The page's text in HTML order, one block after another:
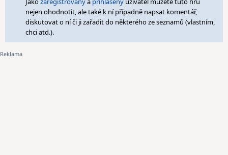
nejen ohodnotit, ale také k ní případně napsat komentář,
diskutovat o ní či ji zařadit do některého ze seznamů (vlastním,
chci atd.).